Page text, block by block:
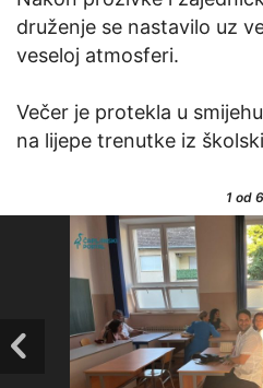
druženje se nastavilo uz
veseloj atmosferi.
Večer je protekla u
na lijepe trenutke iz
1od 6